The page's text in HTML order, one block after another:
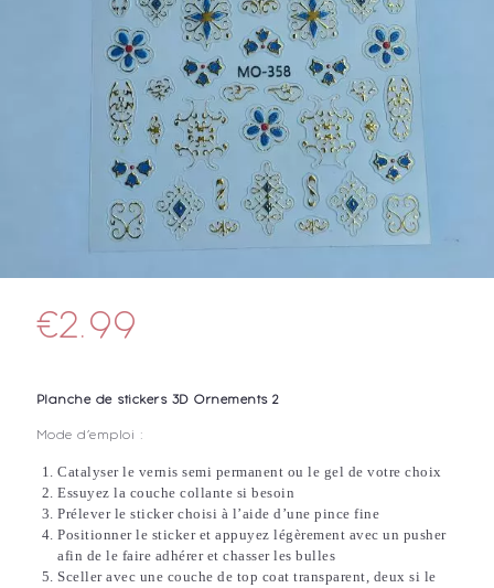
€2.99
Planche de stickers 3D Ornements 2
Mode d’emploi :
Catalyser le vernis semi permanent ou le gel de votre choix
Essuyez la couche collante si besoin
Prélever le sticker choisi à l’aide d’une pince fine
Positionner le sticker et appuyez légèrement avec un pusher
afin de le faire adhérer et chasser les bulles
Sceller avec une couche de top coat transparent, deux si le